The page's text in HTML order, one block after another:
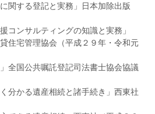
関する登記と実務」日本加除出版
コンサルティングの知識と実務」
住宅管理協会（平成２９年・令和元
全国公共嘱託登記司法書士協会協議
分かる遺産相続と諸手続き」西東社